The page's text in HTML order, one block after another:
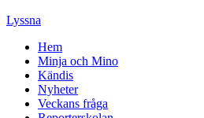
Lyssna
Hem
Minja och Mino
Kändis
Nyheter
Veckans fråga